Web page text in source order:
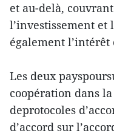
et au-delà,
l’investissement et
également
Les deux
coopération dans
deprotocoles
d’accord sur